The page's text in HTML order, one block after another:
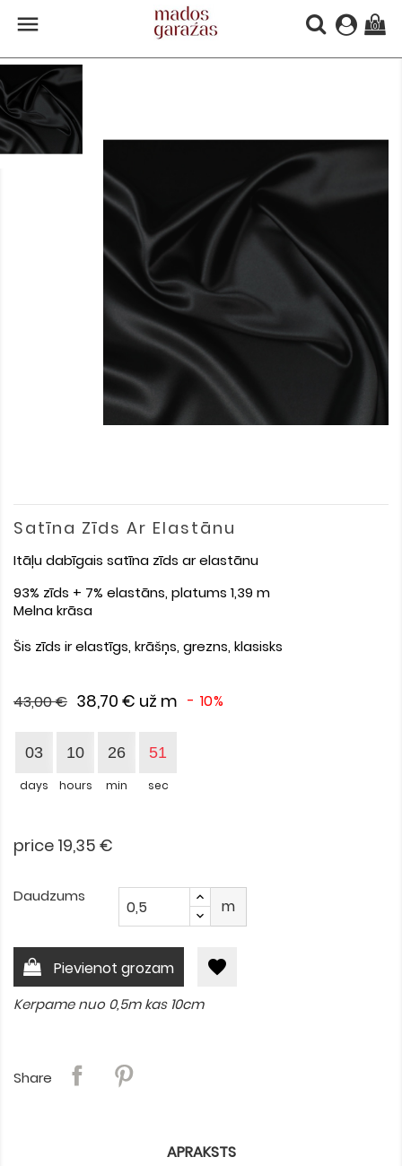
 (0)
Satīna Zīds Ar Elastānu
Itāļu dabīgais satīna zīds ar elastānu
93% zīds + 7% elastāns, platums 1,39 m
Melna krāsa
Šis zīds ir elastīgs, krāšņs, grezns, klasisks
38,70 € už m - 10%
43,00 €
03
days
10
hours
26
min
51
sec
price 19,35 €
Daudzums
m
Pievienot grozam favorite
Kerpame nuo 0,5m kas 10cm
Share
APRAKSTS